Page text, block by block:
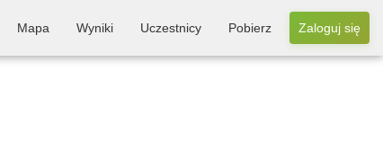
Mapa Wyniki Uczestnicy Pobierz Zaloguj się